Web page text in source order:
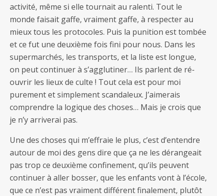
activité, même si elle tournait au ralenti. Tout le
monde faisait gaffe, vraiment gaffe, à respecter au
mieux tous les protocoles. Puis la punition est tombée
et ce fut une deuxième fois fini pour nous. Dans les
supermarchés, les transports, et la liste est longue,
on peut continuer à s’agglutiner… Ils parlent de ré-
ouvrir les lieux de culte ! Tout cela est pour moi
purement et simplement scandaleux. J’aimerais
comprendre la logique des choses… Mais je crois que
je n’y arriverai pas.
Une des choses qui m’effraie le plus, c’est d’entendre
autour de moi des gens dire que ça ne les dérangeait
pas trop ce deuxième confinement, qu’ils peuvent
continuer à aller bosser, que les enfants vont à l’école,
que ce n’est pas vraiment différent finalement, plutôt